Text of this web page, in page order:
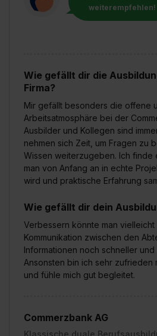
weiterempfehlen!
Wie gefällt dir die
Firma?
Mir gefällt besonders die offene
Arbeitsatmosphäre bei der
Ausbilder und Kollegen sind
nehmen sich Zeit, um Fragen zu
Wissen weiterzugeben. Ich finde
man von Anfang an in echte
wird und praktische Erfahrung
Wie gefällt dir dein
Verbessern könnte man
Kommunikation zwischen den
Informationen noch schneller
Ansonsten bin ich sehr zufrieden
und fühle mich gut begleitet.
Commerzbank AG
Klassische duale